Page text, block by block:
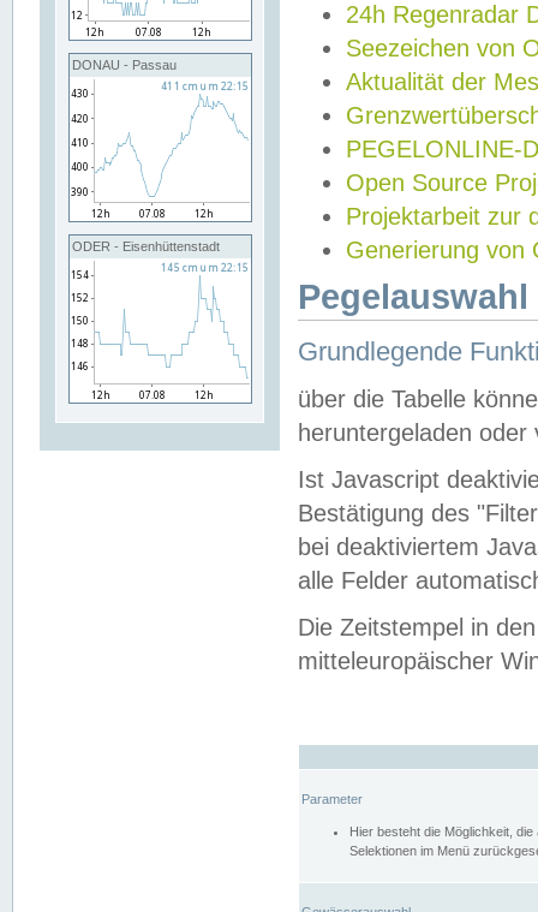
DONAU - Passau
ODER - Eisenhüttenstadt
24h Regenradar
Seezeichen von
Aktualität der
PEGELONLINE-
Open Source
Projektarbeit zur
Generierung von
Grundlegende
über die Tabelle
heruntergeladen oder
Ist Javascript
Bestätigung des
bei deaktiviertem
alle Felder
Die Zeitstempel in
mitteleuropäischer
Parameter
Hier besteht die Möglichkeit,
Selektionen im Menü